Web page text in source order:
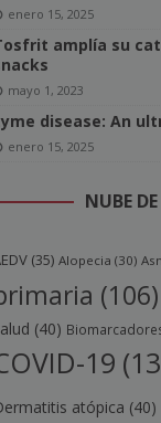
enero 15, 2025
amplía su
mayo 1, 2023
disease: An
enero 15, 2025
NUBE
(35) Alopecia (30)
(106)
(40)
19
atópica (40)